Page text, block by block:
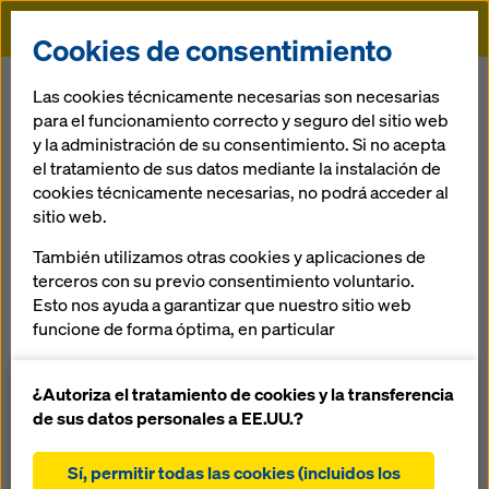
Doka
Atrás
Eliminación
Si es necesario, Doka se encarga de la eliminación
adecuada de material de encofrado no reutilizable o
irreparable. Doka le otorga mucha importancia a un
proceso de eliminación transparente. De este modo se
encarga de la eliminación, incluidos todos los servicios
de logística, usted ahorra tiempo y gana espacio en su
obra.
Cookies de consentimiento
Las cookies técnicamente necesarias son necesarias
para el funcionamiento correcto y seguro del sitio web
y la administración de su consentimiento. Si no acepta
el tratamiento de sus datos mediante la instalación de
cookies técnicamente necesarias, no podrá acceder al
sitio web.
También utilizamos otras cookies y aplicaciones de
terceros con su previo consentimiento voluntario.
Esto nos ayuda a garantizar que nuestro sitio web
funcione de forma óptima, en particular
nuestro sitio web (cookies funcionales y
estadísticas)
utilizar la tienda online de Doka (cookies
¿Autoriza el tratamiento de cookies y la transferencia
de sus datos personales a EE.UU.?
Sí, permitir todas las cookies (incluidos los